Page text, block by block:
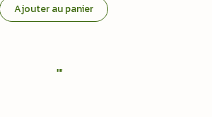
Ajouter au panier